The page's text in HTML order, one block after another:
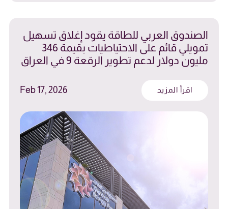
الصندوق العربي للطاقة يقود إغلاق تسهيل
تمويلي قائم على الاحتياطيات بقيمة 346
مليون دولار لدعم تطوير الرقعة 9 في العراق
اقرأ المزيد Feb 17, 2026